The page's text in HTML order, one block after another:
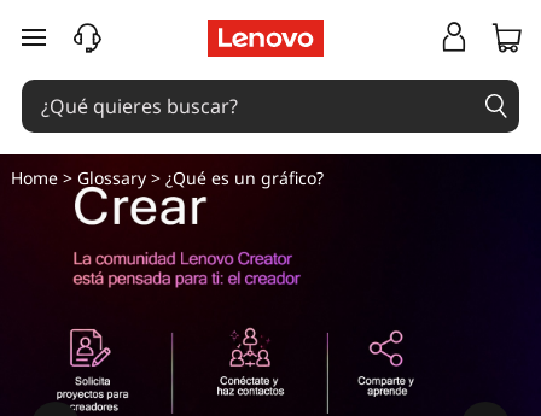
Q
u
é
Ir al contenido principal
Home> Glossary> ¿Qué es un gráfico?